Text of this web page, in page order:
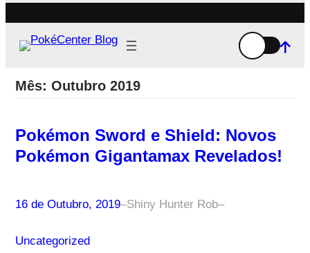
Mês: Outubro 2019
Pokémon Sword e Shield: Novos
Pokémon Gigantamax Revelados!
16 de Outubro, 2019–Shiny Hunter Rob–
Uncategorized